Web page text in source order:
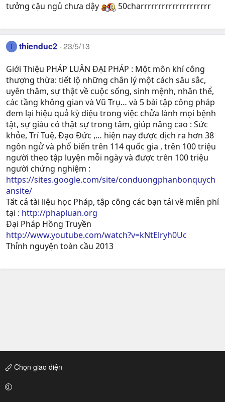
tưởng cậu ngủ chưa dậy 50charrrrrrrrrrrrrrrrrrrr
T thienduc2 23/5/13
Giới Thiệu PHÁP LUÂN ĐẠI PHÁP : Một môn khí công
thượng thừa: tiết lộ những chân lý một cách sâu sắc,
uyên thâm, sự thật về cuộc sống, sinh mệnh, nhân thể,
các tầng không gian và Vũ Trụ… và 5 bài tập công pháp
đem lại hiệu quả kỳ diệu trong việc chửa lành mọi bệnh
tật, sự giàu có thật sự trong tâm, giúp nâng cao : Sức
khỏe, Trí Tuệ, Ðạo Ðức ,… hiện nay được dịch ra hơn 38
ngôn ngử và phổ biến trên 114 quốc gia , trên 100 triệu
người theo tập luyện mỗi ngày và được trên 100 triệu
người chứng nghiệm :
https://sites.google.com/site/conduongphanbonquych
ansite/
Tất cả tài liệu học Pháp, tập công các bạn tải về miễn phí
tại : http://phapluan.org
Đại Pháp Hồng Truyền
http://www.youtube.com/watch?v=kNtElryh0Uc
Thỉnh nguyện toàn cầu 2013
Chọn giao diện